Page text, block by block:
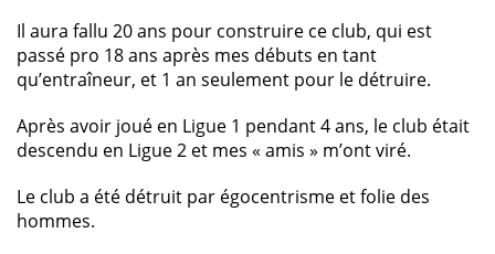
Il aura fallu 20 ans pour construire ce club, qui est
passé pro 18 ans après mes débuts en tant
qu’entraîneur, et 1 an seulement pour le détruire.
Après avoir joué en Ligue 1 pendant 4 ans, le club était
descendu en Ligue 2 et mes « amis » m’ont viré.
Le club a été détruit par égocentrisme et folie des
hommes.